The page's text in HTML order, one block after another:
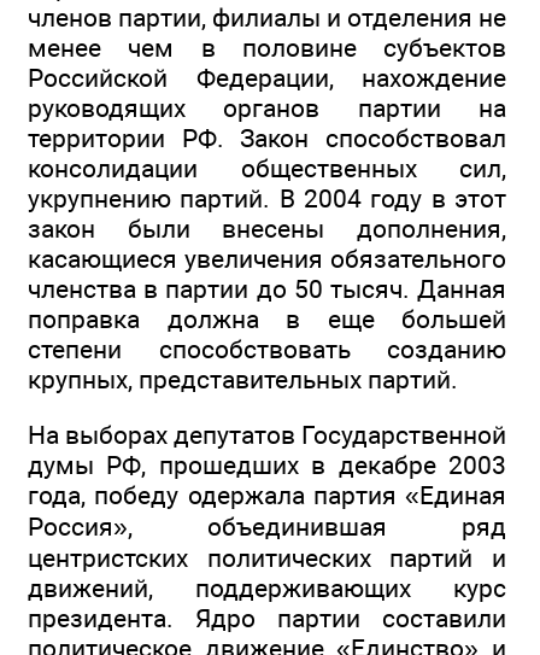
членов партии, филиалы и отделения не
менее чем в половине субъектов
Российской Федерации, нахождение
руководящих органов партии на
территории РФ. Закон способствовал
консолидации общественных сил,
укрупнению партий. В 2004 году в этот
закон были внесены дополнения,
касающиеся увеличения обязательного
членства в партии до 50 тысяч. Данная
поправка должна в еще большей
степени способствовать созданию
крупных, представительных партий.
На выборах депутатов Государственной
думы РФ, прошедших в декабре 2003
года, победу одержала партия «Единая
Россия», объединившая ряд
центристских политических партий и
движений, поддерживающих курс
президента. Ядро партии составили
политическое движение «Единство» и